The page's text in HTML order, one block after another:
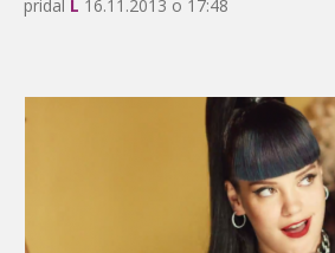
pridal L 16.11.2013 o 17:48